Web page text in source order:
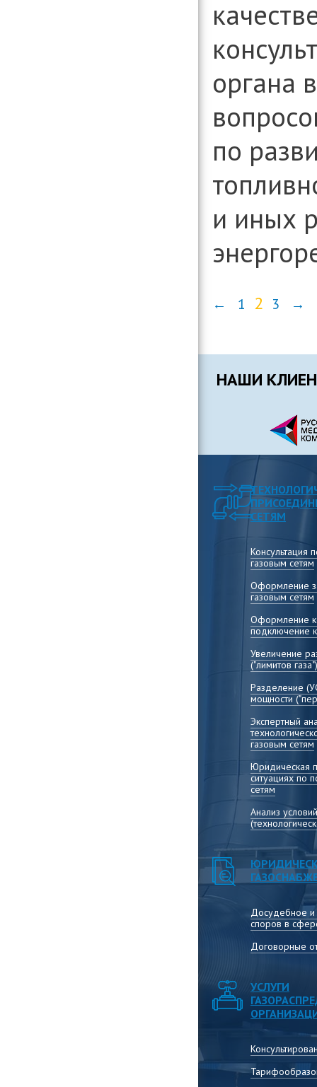
органа
по
и иных
← 1 2 3 →
НАШИ
СЕТЯМ
Консультация
газовым сетям
Оформление
газовым сетям
Оформление
подключение
Увеличение
("лимитов газа")
Разделение
мощности
Экспертный
газовым сетям
Юридическая
ситуациях по
сетям
Анализ
Досудебное
споров в
Договорные
УСЛУГИ